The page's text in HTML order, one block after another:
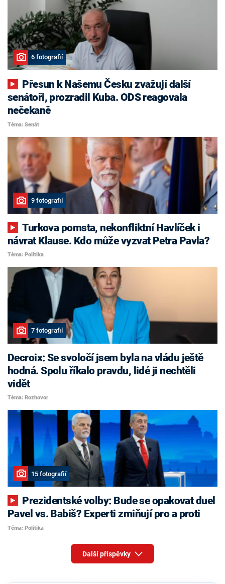
6 fotografií
senátoři, prozradil Kuba. ODS reagovala
nečekaně
Téma: Senát
9 fotografií
Turkova pomsta, nekonfliktní Havlíček i
návrat Klause. Kdo může vyzvat Petra Pavla?
Téma: Politika
7 fotografií
Decroix: Se svoločí jsem byla na vládu ještě
hodná. Spolu říkalo pravdu, lidé ji nechtěli
vidět
Téma: Rozhovor
15 fotografií
Pavel vs. Babiš? Experti zmiňují pro a proti
Téma: Politika
Další příspěvky